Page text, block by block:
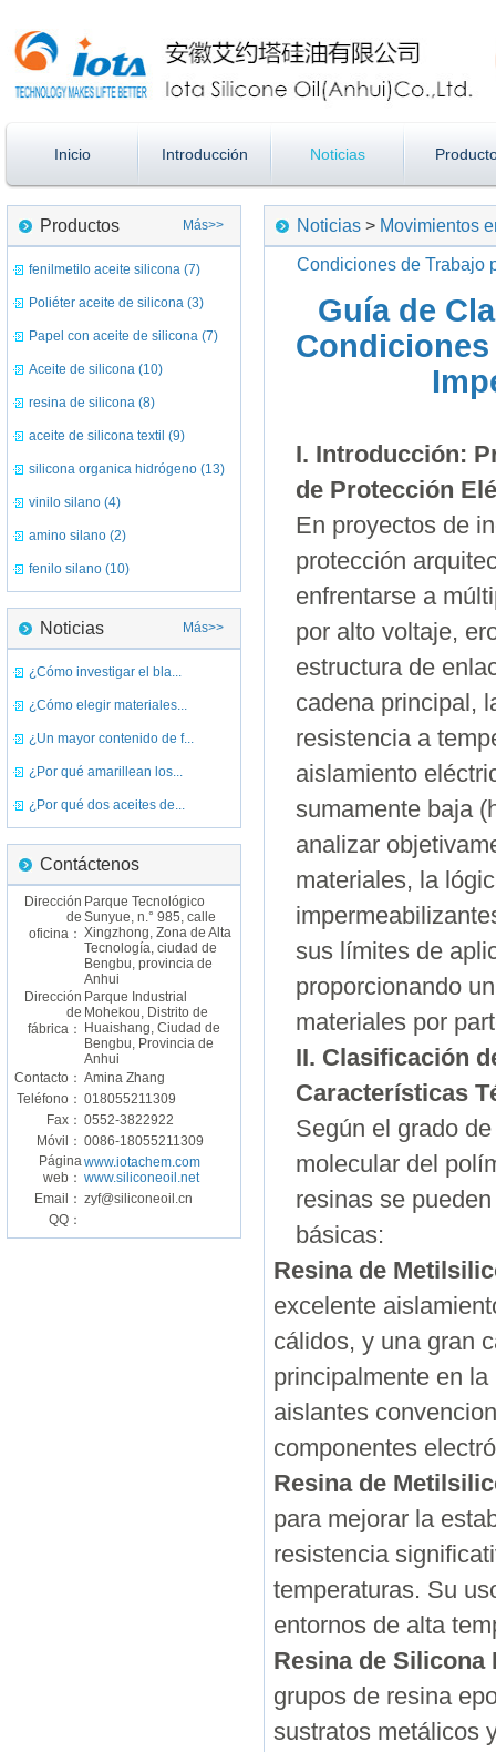
Inicio Introducción Noticias
Productos Más>>
fenilmetilo aceite silicona (7)
Poliéter aceite de silicona (3)
Papel con aceite de silicona (7)
Aceite de silicona (10)
resina de silicona (8)
aceite de silicona textil (9)
silicona organica hidrógeno (13)
vinilo silano (4)
amino silano (2)
fenilo silano (10)
Noticias Más>>
¿Cómo investigar el bla...
¿Cómo elegir materiales...
¿Un mayor contenido de f...
¿Por qué amarillean los...
¿Por qué dos aceites de...
Contáctenos
Dirección
de
oficina：
Parque Tecnológico
Sunyue, n.° 985, calle
Xingzhong, Zona de Alta
Tecnología, ciudad de
Bengbu, provincia de
Anhui
Dirección
de
fábrica：
Parque Industrial
Mohekou, Distrito de
Huaishang, Ciudad de
Bengbu, Provincia de
Anhui
Contacto： Amina Zhang
Teléfono： 018055211309
Fax： 0552-3822922
Móvil： 0086-18055211309
Página
web：
www.iotachem.com
www.siliconeoil.net
Email： zyf@siliconeoil.cn
QQ：
Noticias > Movimientos
Condiciones de Trabajo
Guía de
Condiciones
I. Introducción:
de Protección
En proyectos de
protección
enfrentarse a
por alto voltaje,
estructura de
cadena principal,
resistencia a
aislamiento
sumamente baja
analizar
materiales, la
sus límites de
proporcionando
materiales por
II. Clasificación
Características
Según el grado
molecular del
resinas se
básicas:
Resina de
excelente
cálidos, y una gran
principalmente en
aislantes
componentes
Resina de
para mejorar la
resistencia
temperaturas. Su
entornos de alta
Resina de Silicona
grupos de resina
sustratos metálicos